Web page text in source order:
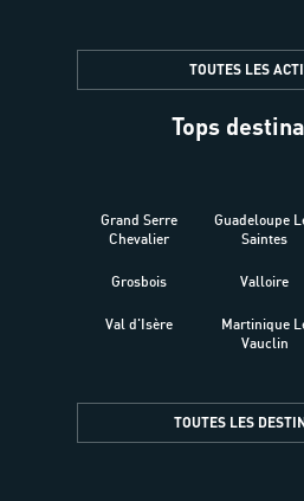
TOUTES LES
Tops
Grand Serre
Chevalier
Grosbois
Val d'Isère
Guadeloupe
Saintes
Valloire
Martinique
Vauclin
TOUTES LES